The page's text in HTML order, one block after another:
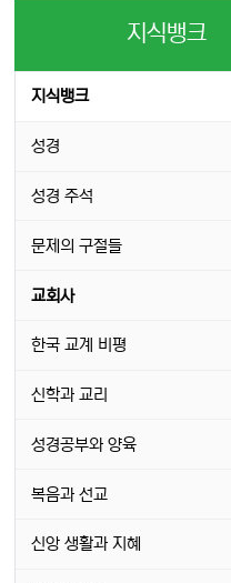
지식뱅크
지식뱅크
성경
성경 주석
문제의 구절들
교회사
한국 교계 비평
신학과 교리
성경공부와 양육
복음과 선교
신앙 생활과 지혜